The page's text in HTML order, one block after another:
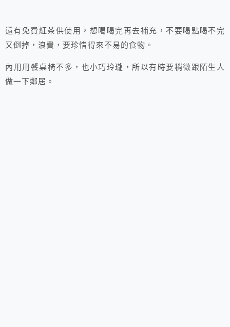
還有免費紅茶供使用，想喝喝完再去補充，不要喝點喝不完
又倒掉，浪費，要珍惜得來不易的食物。
內用用餐桌椅不多，也小巧玲瓏，所以有時要稍微跟陌生人
做一下鄰居。